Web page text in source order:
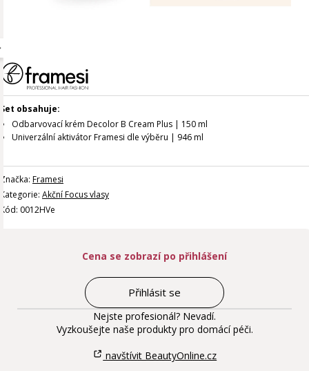
Set obsahuje:
Odbarvovací krém Decolor B Cream Plus | 150 ml
Univerzální aktivátor Framesi dle výběru | 946 ml
Značka: Framesi
Kategorie: Akční Focus vlasy
Kód: 0012HVe
Cena se zobrazí po přihlášení
Přihlásit se
Nejste profesionál? Nevadí.
Vyzkoušejte naše produkty pro domácí péči.
navštívit BeautyOnline.cz